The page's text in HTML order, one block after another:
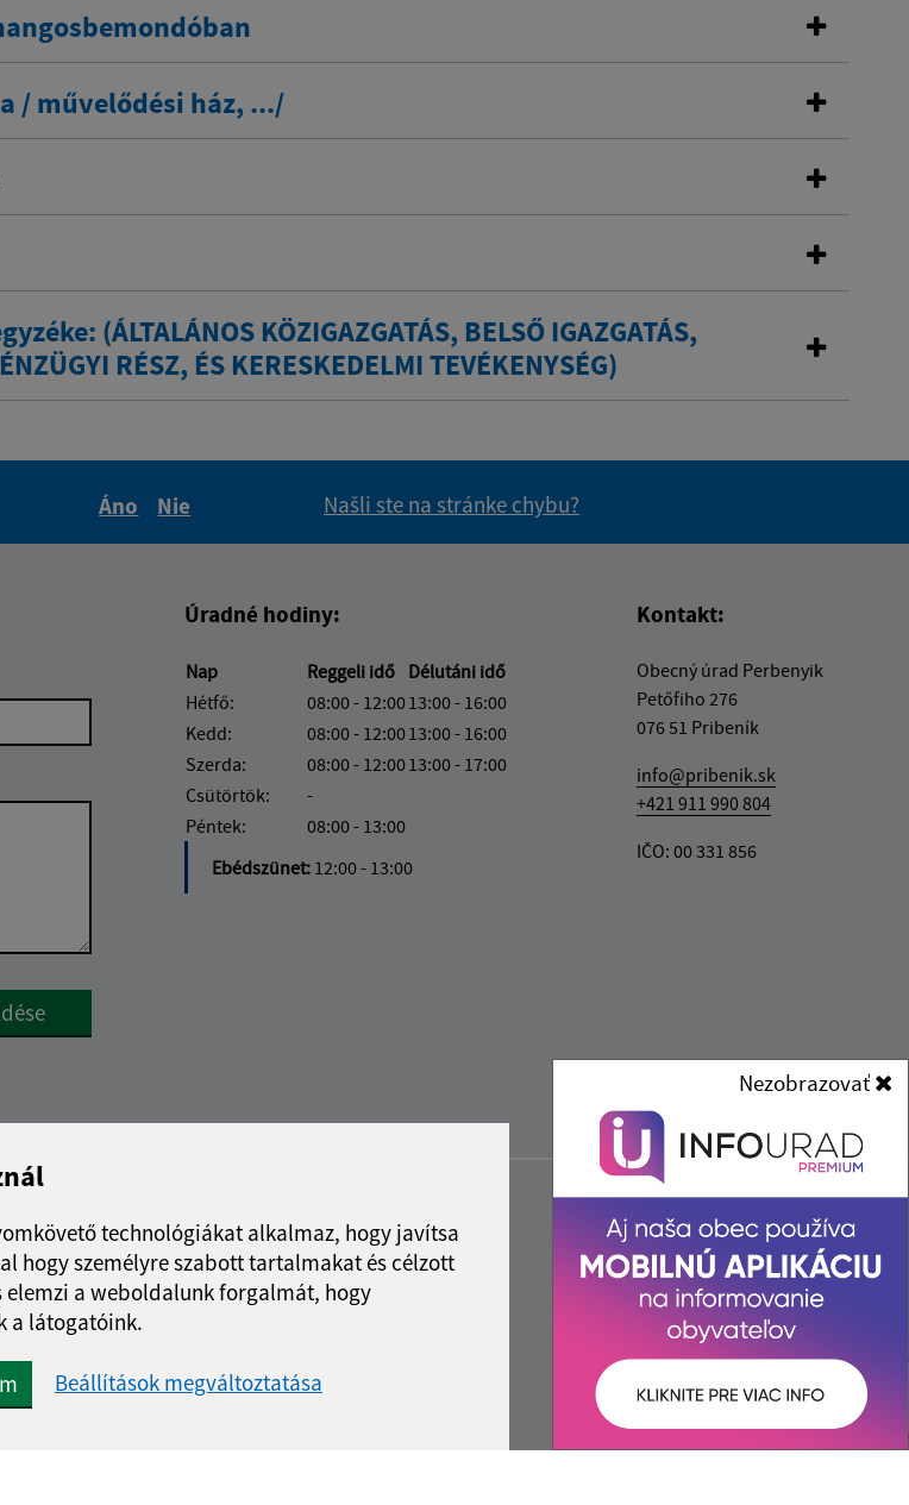
technológiákat alkalmaz, hogy javítsa
hogy személyre szabott tartalmakat és célzott
elemzi a weboldalunk forgalmát, hogy
a látogatóink.
Beállítások megváltoztatása
Nezobrazovať
/ művelődési ház, .../
(ÁLTALÁNOS KÖZIGAZGATÁS, BELSŐ IGAZGATÁS,
RÉSZ, ÉS KERESKEDELMI TEVÉKENYSÉG)
Áno
Nie
Našli ste na stránke chybu?
Úradné hodiny:
Nap Reggeli idő Délutáni idő
Hétfő:
08:00 - 12:0013:00 - 16:00
Kedd:
08:00 - 12:0013:00 - 16:00
Szerda:
08:00 - 12:0013:00 - 17:00
Csütörtök:
-
Péntek:
08:00 - 13:00
Ebédszünet: 12:00 - 13:00
Kontakt:
Obecný úrad Perbenyik
Petőfiho 276
076 51 Pribeník
info@pribenik.sk
+421 911 990 804
IČO: 00 331 856